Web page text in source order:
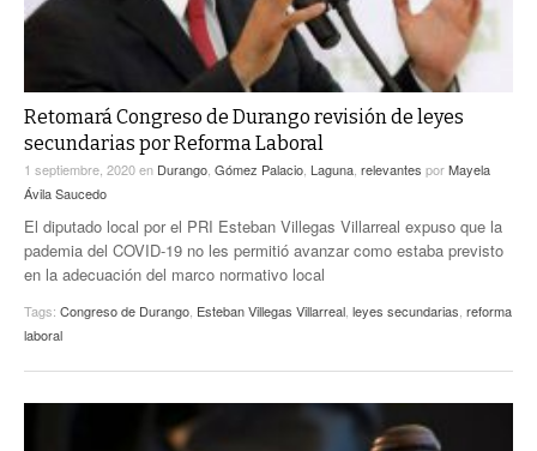
Retomará Congreso de Durango revisión de leyes
secundarias por Reforma Laboral
1 septiembre, 2020en Durango, Gómez Palacio, Laguna, relevantes porMayela
Ávila Saucedo
El diputado local por el PRI Esteban Villegas Villarreal expuso que la
pademia del COVID-19 no les permitió avanzar como estaba previsto
en la adecuación del marco normativo local
Tags: Congreso de Durango, Esteban Villegas Villarreal, leyes secundarias, reforma
laboral